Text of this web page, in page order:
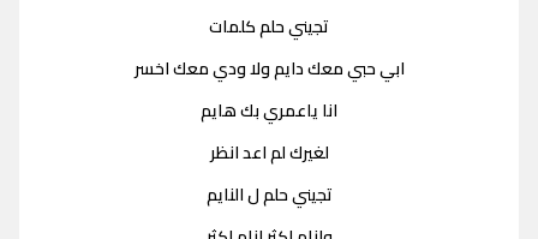
تجيني حلم كلمات
ابي حبي معك دايم ولا ودي معك اخسر
انا ياعمري بك هايم
لغيرك لم اعد انظر
تجيني حلم ل النايم